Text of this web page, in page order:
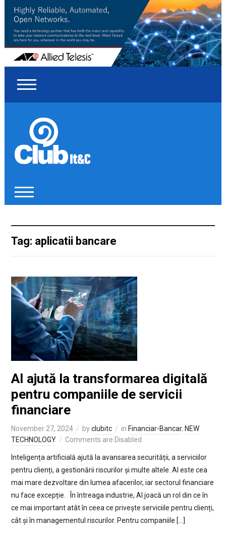
Tag: aplicatii bancare
AI ajută la transformarea digitală
pentru companiile de servicii
financiare
November 27, 2024 byclubitc in Financiar-Bancar, NEW
TECHNOLOGY
Comments are Disabled
Inteligența artificială ajută la avansarea securității, a serviciilor
pentru clienți, a gestionării riscurilor și multe altele. AI este cea
mai mare dezvoltare din lumea afacerilor, iar sectorul financiare
nu face excepție. În întreaga industrie, AI joacă un rol din ce în
ce mai important atât în ceea ce privește serviciile pentru clienți,
cât și în managementul riscurilor. Pentru companiile […]